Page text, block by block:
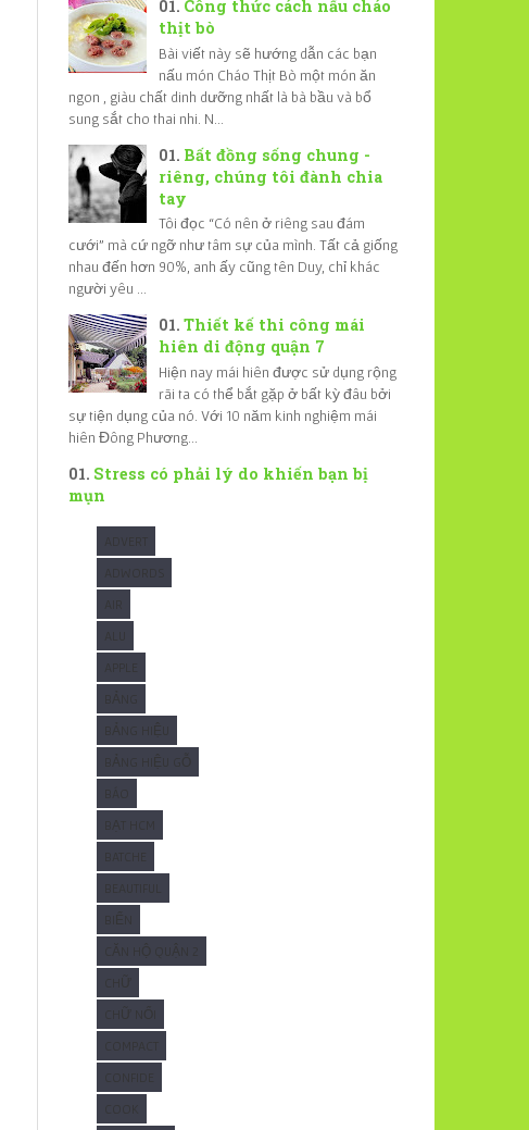
Công thức cách nấu cháo
thịt bò
Bài viết này sẽ hướng dẫn các bạn
nấu món Cháo Thịt Bò một món ăn
ngon , giàu chất dinh dưỡng nhất là bà bầu và bổ
sung sắt cho thai nhi. N...
Bất đồng sống chung -
riêng, chúng tôi đành chia
tay
Tôi đọc “Có nên ở riêng sau đám
cưới” mà cứ ngỡ như tâm sự của mình. Tất cả giống
nhau đến hơn 90%, anh ấy cũng tên Duy, chỉ khác
người yêu ...
Thiết kế thi công mái
hiên di động quận 7
Hiện nay mái hiên được sử dụng rộng
rãi ta có thể bắt gặp ở bất kỳ đâu bởi
sự tiện dụng của nó. Với 10 năm kinh nghiệm mái
hiên Đông Phương...
Stress có phải lý do khiến bạn bị
mụn
ADVERT
ADWORDS
AIR
ALU
APPLE
BẢNG HIỆU
BẢNG HIỆU GỖ
BÁO
BẠT HCM
BATCHE
BEAUTIFUL
BIỂN
CĂN HỘ QUẬN 2
CHỮ
CHỮ NỔI
COMPACT